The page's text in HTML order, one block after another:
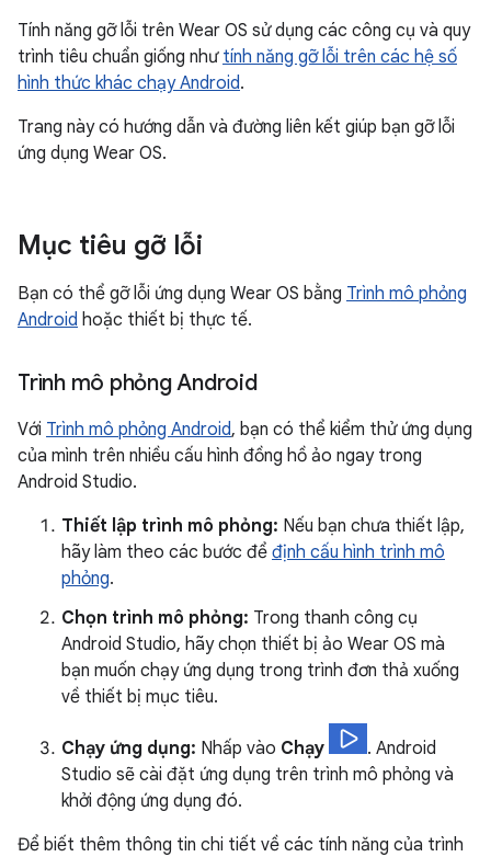
Tính năng gỡ lỗi trên Wear OS sử dụng các công cụ và quy
trình tiêu chuẩn giống như tính năng gỡ lỗi trên các hệ số
hình thức khác chạy Android.
Trang này có hướng dẫn và đường liên kết giúp bạn gỡ lỗi
ứng dụng Wear OS.
Mục tiêu gỡ lỗi
Bạn có thể gỡ lỗi ứng dụng Wear OS bằng Trình mô phỏng
Android hoặc thiết bị thực tế.
Trình mô phỏng Android
Với Trình mô phỏng Android, bạn có thể kiểm thử ứng dụng
của mình trên nhiều cấu hình đồng hồ ảo ngay trong
Android Studio.
Thiết lập trình mô phỏng: Nếu bạn chưa thiết lập,
hãy làm theo các bước để định cấu hình trình mô
phỏng.
Chọn trình mô phỏng: Trong thanh công cụ
Android Studio, hãy chọn thiết bị ảo Wear OS mà
bạn muốn chạy ứng dụng trong trình đơn thả xuống
về thiết bị mục tiêu.
Chạy ứng dụng: Nhấp vào Chạy
. Android
Studio sẽ cài đặt ứng dụng trên trình mô phỏng và
khởi động ứng dụng đó.
Để biết thêm thông tin chi tiết về các tính năng của trình